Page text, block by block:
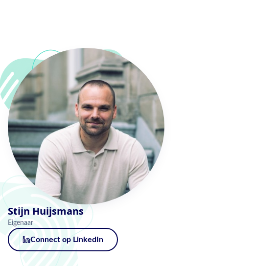
Stijn Huijsmans
Eigenaar
Connect op LinkedIn